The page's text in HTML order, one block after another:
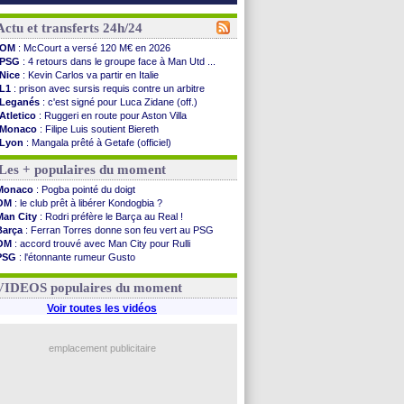
et transferts 24h/24
OM : McCourt a versé 120 M€ en 2026
PSG : 4 retours dans le groupe face à Man Utd ...
Nice : Kevin Carlos va partir en Italie
L1 : prison avec sursis requis contre un arbitre
Leganés : c'est signé pour Luca Zidane (off.)
Atletico : Ruggeri en route pour Aston Villa
Monaco : Filipe Luis soutient Biereth
Lyon : Mangala prêté à Getafe (officiel)
PSG: Nsoki va signer en Croatie
Arsenal: Naples vise Gabriel Jesus
Real: Mastantuono prêté à la Fiorentina (off.)
Man City : accord avec le Barça pour Rodri ?
Rennes: Haise a prolongé (officiel)
Palace: Tomiyasu a convaincu (officiel)
OM: B. Genesio - "ce n'est pas idéal"
TFC: Sion Oppong signe pour 4 ans (officiel)
PSG : Liverpool va proposer 115 M€ pour ...
Norvège: la démission d'Infantino réclamée
PSG: Mbaye, deux pistes se détachent
: Filipe Luis veut remplacer Akliouche
: Aguerd, le plan B de Naples
+ populaires du moment
: Pogba pointé du doigt
: le club prêt à libérer Kondogbia ?
City : Rodri préfère le Barça au Real !
: Ferran Torres donne son feu vert au PSG
: accord trouvé avec Man City pour Rulli
: l'étonnante rumeur Gusto
: Owori battu à mort à Kampala
populaires du moment
Voir toutes les vidéos
emplacement publicitaire